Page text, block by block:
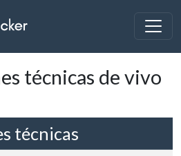
técnicas de vivo
técnicas